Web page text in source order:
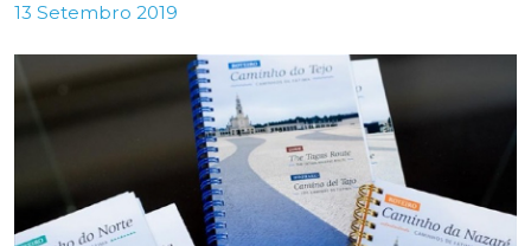
13 Setembro 2019